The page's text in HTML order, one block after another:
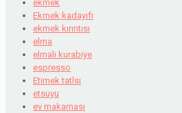
ekmek
Ekmek kadayıfı
ekmek kırıntısı
elma
elmalı kurabiye
espresso
Etimek tatlsı
etsuyu
ev makarnası